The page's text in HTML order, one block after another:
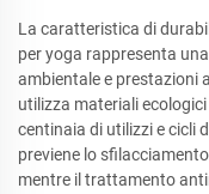
La caratteristica di
per yoga rappresenta
ambientale e prestazioni
utilizza materiali
centinaia di utilizzi e cicli
previene lo
mentre il trattamento